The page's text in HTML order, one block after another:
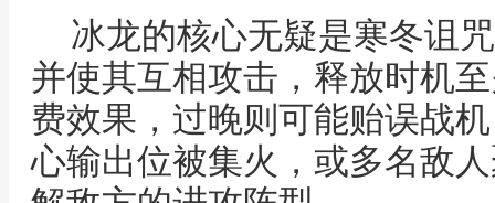
冰龙的核心无疑是寒冬诅
并使其互相攻击，释放时机
费效果，过晚则可能贻误战
心输出位被集火，或多名敌